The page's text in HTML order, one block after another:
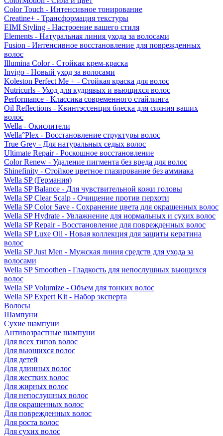
Color Touch - Интенсивное тонирование
Creatine+ - Трансформация текстуры
EIMI Styling - Настроение вашего стиля
Elements - Натуральная линия ухода за волосами
Fusion - Интенсивное восстановление для поврежденных
волос
Illumina Color - Стойкая крем-краска
Invigo - Новый уход за волосами
Koleston Perfect Me + - Стойкая краска для волос
Nutricurls - Уход для кудрявых и вьющихся волос
Performance - Классика современного стайлинга
Oil Reflections - Квинтэссенция блеска для сияния ваших
волос
Wella - Окислители
Wella°Plex - Восстановление структуры волос
True Grey - Для натуральных седых волос
Ultimate Repair - Роскошное восстановление
Color Renew - Удаление пигмента без вреда для волос
Shinefinity - Стойкое цветное глазирование без аммиака
Wella SP (Германия)
Wella SP Balance - Для чувствительной кожи головы
Wella SP Clear Scalp - Очищение против перхоти
Wella SP Color Save - Сохранение цвета для окрашенных волос
Wella SP Hydrate - Увлажнение для нормальных и сухих волос
Wella SP Repair - Восстановление для поврежденных волос
Wella SP Luxe Oil - Новая коллекция для защиты кератина
волос
Wella SP Just Men - Мужская линия средств для ухода за
волосами
Wella SP Smoothen - Гладкость для непослушных вьющихся
волос
Wella SP Volumize - Объем для тонких волос
Wella SP Expert Kit - Набор эксперта
Волосы
Шампуни
Сухие шампуни
Антивозрастные шампуни
Для всех типов волос
Для вьющихся волос
Для детей
Для длинных волос
Для жестких волос
Для жирных волос
Для непослушных волос
Для окрашенных волос
Для поврежденных волос
Для роста волос
Для сухих волос